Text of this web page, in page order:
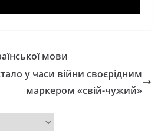
мови
у часи війни своєрідним
маркером «свій-чужий»